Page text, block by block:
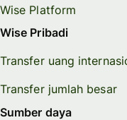
Wise Platform
Wise Pribadi
Transfer uang
Transfer jumlah besar
Sumber daya